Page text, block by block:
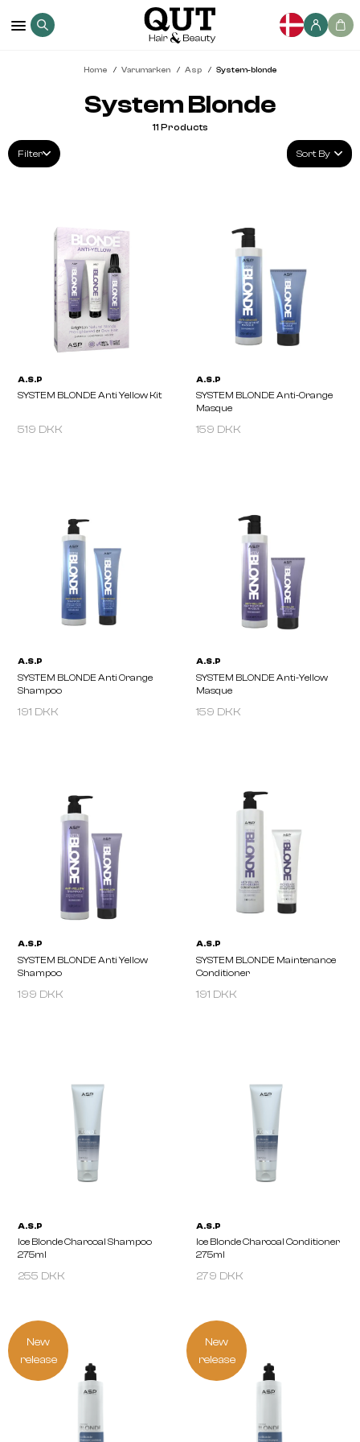
Home Varumarken Asp System-blonde
System Blonde
Filter
11 Products
Sort By
519 DKK 159 DKK
SYSTEM BLONDE Anti Orange
Shampoo
191 DKK
SYSTEM BLONDE Anti-
Masque
159 DKK
SYSTEM BLONDE Anti Yellow
199 DKK
A.S.P
SYSTEM BLONDE
Conditioner
191 DKK
255 DKK 279 DKK
New
release
New
release